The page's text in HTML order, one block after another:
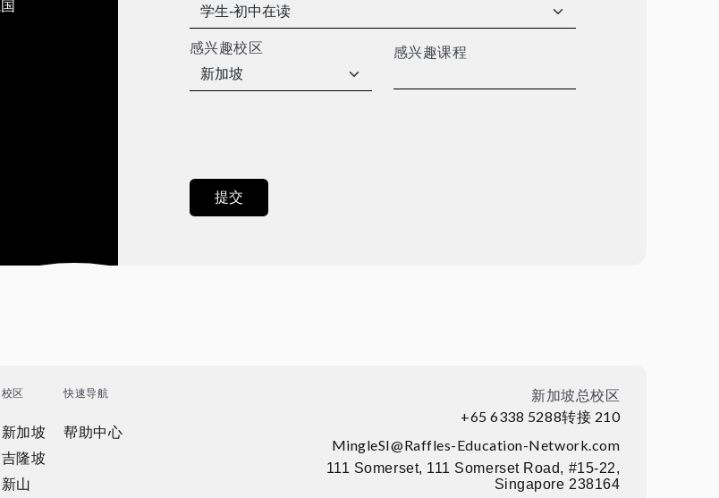
感兴趣校区 感兴趣课程
校区
新加坡
吉隆坡
新山
快速导航
帮助中心
新加坡总校区
+65 6338 5288转接 210
MingleSI@Raffles-Education-Network.com
111 Somerset, 111 Somerset Road, #15-22,
Singapore 238164